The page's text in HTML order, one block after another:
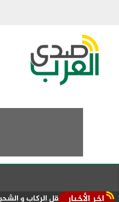
اخر الأخبار
نقل الركاب و الشحن الجوي